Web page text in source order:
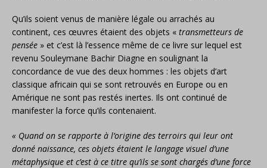
Qu’ils soient venus de manière légale ou arrachés au
continent, ces œuvres étaient des objets « transmetteurs de
pensée » et c’est là l’essence même de ce livre sur lequel est
revenu Souleymane Bachir Diagne en soulignant la
concordance de vue des deux hommes : les objets d’art
classique africain qui se sont retrouvés en Europe ou en
Amérique ne sont pas restés inertes. Ils ont continué de
manifester la force qu’ils contenaient.
« Quand on se rapporte à l’origine des terroirs qui leur ont
donné naissance, ces objets étaient le langage visuel d’une
métaphysique et c’est à ce titre qu’ils se sont chargés d’une force